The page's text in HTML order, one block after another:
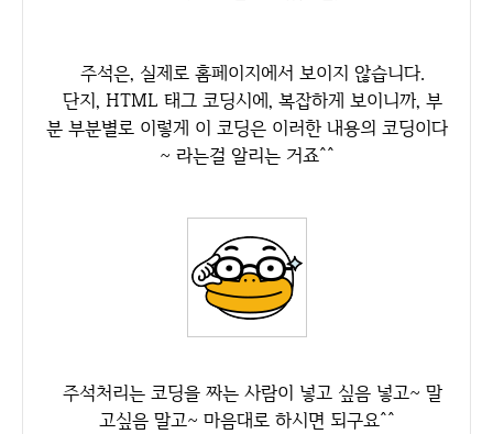
주석은, 실제로 홈페이지에서 보이지 않습니다.
단지, HTML 태그 코딩시에, 복잡하게 보이니까, 부
분 부분별로 이렇게 이 코딩은 이러한 내용의 코딩이다
~ 라는걸 알리는 거죠^^
주석처리는 코딩을 짜는 사람이 넣고 싶음 넣고~ 말
고싶음 말고~ 마음대로 하시면 되구요^^